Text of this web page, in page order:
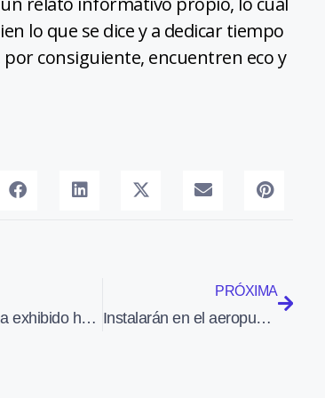
lo que se dice y a dedicar tiempo
consiguiente, encuentren eco y
La FPAC ha exhibido hoy sus aviones a 70 profesionales de Shell Aviation
PRÓXIMA
Instalarán en el aeropuerto de Ginebra 282 paneles solares